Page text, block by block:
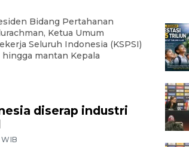
Bidang Pertahanan
Ketua Umum
Seluruh Indonesia (KSPSI)
mantan Kepala
diserap industri